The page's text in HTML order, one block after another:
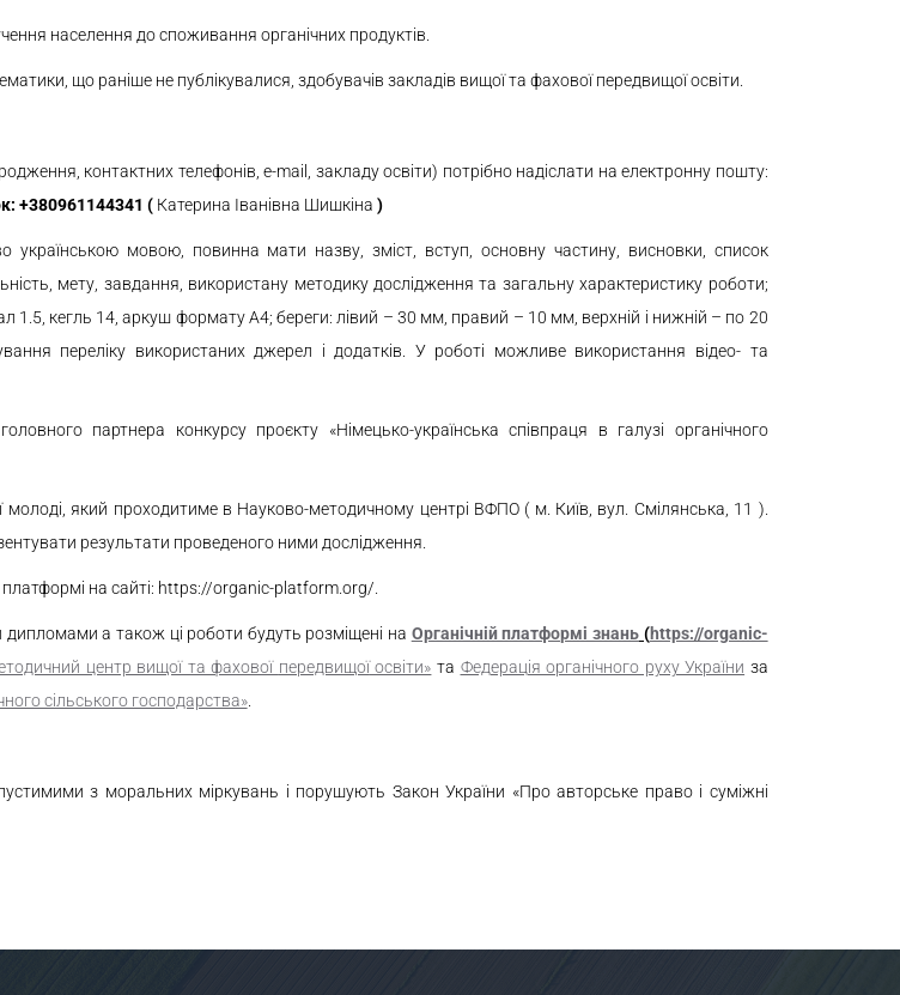
населення до споживання органічних продуктів.
що раніше не публікувалися, здобувачів закладів вищої та фахової передвищої освіти.
контактних телефонів, e-mail, закладу освіти) потрібно надіслати на електронну пошту:
+380961144341 (Катерина Іванівна Шишкіна )
українською мовою, повинна мати назву, зміст, вступ, основну частину, висновки, список
мету, завдання, використану методику дослідження та загальну характеристику роботи;
1.5, кегль 14, аркуш формату А4; береги: лівий – 30 мм, правий – 10 мм, верхній і нижній – по 20
переліку використаних джерел і додатків. У роботі можливе використання відео- та
партнера конкурсу проєкту «Німецько-українська співпраця в галузі органічного
який проходитиме в Науково-методичному центрі ВФПО ( м. Київ, вул. Смілянська, 11 ).
результати проведеного ними дослідження.
на сайті: https://organic-platform.org/.
а також ці роботи будуть розміщені на Органічній платформі знань(https://organic-
центр вищої та фахової передвищоїосвіти» та Федерація органічного руху України за
сільського господарства».
з моральних міркувань і порушують Закон України «Про авторське право і суміжні